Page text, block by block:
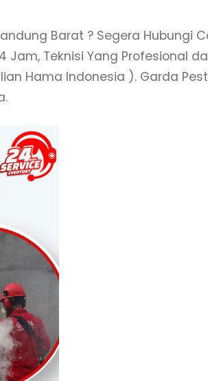
Barat ? Segera Hubungi
Jam, Teknisi Yang Profesional
Hama Indonesia ). Garda Pest